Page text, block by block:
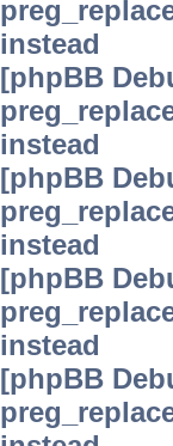
instead
[phpBB
instead
[phpBB
instead
[phpBB
instead
[phpBB